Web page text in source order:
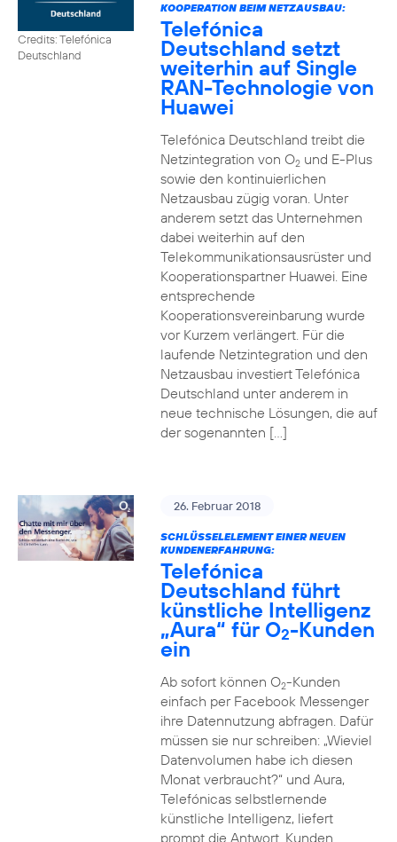
Credits: Telefónica
Deutschland
KOOPERATION BEIM NETZAUSBAU:
Telefónica
Deutschland setzt
weiterhin auf Single
RAN-Technologie von
Huawei
Telefónica Deutschland treibt die
Netzintegration von O2und E-Plus
sowie den kontinuierlichen
Netzausbau zügig voran. Unter
anderem setzt das Unternehmen
dabei weiterhin auf den
Telekommunikationsausrüster und
Kooperationspartner Huawei. Eine
entsprechende
Kooperationsvereinbarung wurde
vor Kurzem verlängert. Für die
laufende Netzintegration und den
Netzausbau investiert Telefónica
Deutschland unter anderem in
neue technische Lösungen, die auf
der sogenannten […]
26. Februar 2018
SCHLÜSSELELEMENT EINER NEUEN
KUNDENERFAHRUNG:
Telefónica
Deutschland führt
künstliche Intelligenz
„Aura“ für O2-Kunden
ein
Ab sofort können O2-Kunden
einfach per Facebook Messenger
ihre Datennutzung abfragen. Dafür
müssen sie nur schreiben: „Wieviel
Datenvolumen habe ich diesen
Monat verbraucht?“ und Aura,
Telefónicas selbstlernende
künstliche Intelligenz, liefert
prompt die Antwort. Kunden